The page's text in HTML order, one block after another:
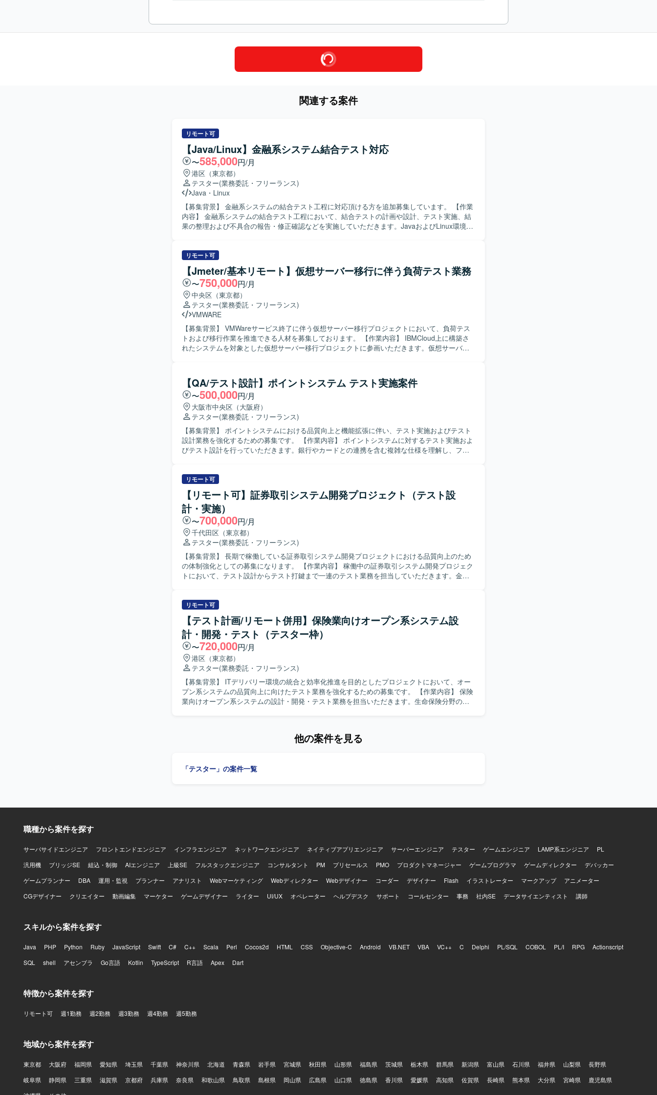
関連する案件
リモート可
【Java/Linux】金融系システム結合テスト対応
〜585,000円/月
港区（東京都）
テスター(業務委託・フリーランス)
Java ・ Linux
【募集背景】 金融系システムの結合テスト工程に対応頂ける方を追加募集しています。 【作業
内容】 金融系システムの結合テスト工程において、結合テストの計画や設計、テスト実施、結
果の整理および不具合の報告・修正確認などを実施していただきます。JavaおよびLinux環境で
き、与えられたタスクに対して主体的に取り組める方を求めています。周囲とコミュニケーシ
ョンを取りながら、テスト品質の向上に貢献していただける方が望ましいです。 【ポジション
の魅力】 金融系システムの結合テスト工程に関わることで、大規模システムの品質向上に寄与
できるポジションです。JavaおよびLinux環境での開発スキルを活かしつつ、テスト工程の経験
リモート可
【Jmeter/基本リモート】仮想サーバー移行に伴う負荷テスト業務
〜750,000円/月
中央区（東京都）
テスター(業務委託・フリーランス)
VMWARE
【募集背景】 VMWareサービス終了に伴う仮想サーバー移行プロジェクトにおいて、負荷テス
トおよび移行作業を推進できる人材を募集しております。 【作業内容】 IBMCloud上に構築さ
れたシステムを対象とした仮想サーバー移行プロジェクトに参画いただきます。仮想サーバー
Jmeterなどの負荷ツールを用いたテスト実行および結果の整理・分析、改善提案までを担当し
ていただきます。その後、テスト結果を踏まえた移行作業の支援や関連する技術検証にも携わ
っていただきます。 【求める人物像】 テスト計画から実行までを主体的にリードし、関係者と
連携しながら課題やリスクを整理できる方を求めております。負荷テストの結果からボトルネ
ックを論理的に分析し、改善に向けた提案やコミュニケーションが行える方にご活躍いただけ
ます。 【ポジションの魅力】 大規模な基盤システムに対する仮想サーバー移行と負荷テストに
一貫して携わることで、クラウド環境における性能検証や移行プロジェクトのノウハウを習得
していただけます。IBMCloud環境での実務経験や、APIを用いた大規模な負荷テスト経験を積
むことで、今後のインフラ・テストエンジニアとしての市場価値向上が期待できます。 【開発
テスト計画・実施を行っていただきます。
【QA/テスト設計】ポイントシステム テスト実施案件
〜500,000円/月
大阪市中央区（大阪府）
テスター(業務委託・フリーランス)
【募集背景】 ポイントシステムにおける品質向上と機能拡張に伴い、テスト実施およびテスト
設計業務を強化するための募集です。 【作業内容】 ポイントシステムに対するテスト実施およ
びテスト設計を行っていただきます。銀行やカードとの連携を含む複雑な仕様を理解し、ファ
いただきます。 【求める人物像】 複雑な仕様や業務フローを自ら理解し、抜け漏れのないテス
ト設計を主体的に進められる方を求めています。開発メンバーや関係者とコミュニケーション
を取りながら、品質向上の観点で改善提案ができる方です。 【ポジションの魅力】 ポイントシ
ステムにおける銀行・カード連携など、多数の外部システムとの連携を伴う大規模システムの
品質管理に携わることができます。テスト設計から自動化まで一連のQA業務を経験できるた
め、品質保証エンジニアとしてのスキル向上が期待できます。 【開発環境】 ポイントシステム
を対象としたファイル連携およびAPI連携を含むシステム環境でのテスト設計およびテスト自動
化環境を利用していただきます。
リモート可
【リモート可】証券取引システム開発プロジェクト（テスト設
計・実施）
〜700,000円/月
千代田区（東京都）
テスター(業務委託・フリーランス)
【募集背景】 長期で稼働している証券取引システム開発プロジェクトにおける品質向上のため
の体制強化としての募集になります。 【作業内容】 稼働中の証券取引システム開発プロジェク
トにおいて、テスト設計からテスト打鍵まで一連のテスト業務を担当していただきます。金融
ける方を求めています。コミュニケーション力があり、チームメンバーや関係者と円滑に連携
できる方、素直な人柄で周囲と協調しながら業務を進められる方を歓迎いたします。 【ポジシ
ョンの魅力】 証券・FXなど金融分野の業務知識や、大規模金融システムのテスト経験を深めて
いただける環境です。長期的な参画が見込まれるため、ドメイン知見を蓄積しながら、テスト
設計スキルや品質向上のための提案力を高めていくことができます。 【開発環境】 証券取引シ
ステム開発プロジェクトにおけるテストフェーズの環境での作業となります。
リモート可
【テスト計画/リモート併用】保険業向けオープン系システム設
計・開発・テスト（テスター枠）
〜720,000円/月
港区（東京都）
テスター(業務委託・フリーランス)
【募集背景】 ITデリバリー環境の統合と効率化推進を目的としたプロジェクトにおいて、オー
プン系システムの品質向上に向けたテスト業務を強化するための募集です。 【作業内容】 保険
業向けオープン系システムの設計・開発・テスト業務を担当いただきます。生命保険分野の業
分野の知識とアジャイル開発の経験を活かして主体的に品質向上に取り組んでいただける方を
の大規模オープン系システムに関わることで、ドメイン知識とテストエンジニアとしてのスキ
プロセスに沿って作業していただきます。
他の案件を見る
「テスター」の案件一覧
職種から案件を探す
サーバサイドエンジニア フロントエンドエンジニア インフラエンジニア ネットワークエンジニア ネイティブアプリエンジニア サーバーエンジニア テスター ゲームエンジニア LAMP系エンジニア
PL
汎用機
ブリッジSE 組込・制御 AIエンジニア 上級SE フルスタックエンジニア コンサルタント PM プリセールス PMO プロダクトマネージャー ゲームプログラマ ゲームディレクター
デバッカー
ゲームプランナー
DBA 運用・監視 プランナー アナリスト Webマーケティング Webディレクター Webデザイナー コーダー デザイナー Flash イラストレーター マークアップ
アニメーター
CGデザイナー
クリエイター 動画編集 マーケター ゲームデザイナー ライター UI/UX オペレーター ヘルプデスク サポート コールセンター 事務 社内SE データサイエンティスト 講師
スキルから案件を探す
Java PHP Python Ruby JavaScript Swift C# C++ Scala Perl Cocos2d HTML CSS Objective-C Android VB.NET VBA VC++ C Delphi PL/SQL COBOL PL/I RPG
Actionscript
SQL
shell アセンブラ Go言語 Kotlin TypeScript R言語 Apex Dart
特徴から案件を探す
リモート可 週1勤務 週2勤務 週3勤務 週4勤務 週5勤務
地域から案件を探す
東京都 大阪府 福岡県 愛知県 埼玉県 千葉県 神奈川県 北海道 青森県 岩手県 宮城県 秋田県 山形県 福島県 茨城県 栃木県 群馬県 新潟県 富山県 石川県 福井県 山梨県
長野県
岐阜県
静岡県 三重県 滋賀県 京都府 兵庫県 奈良県 和歌山県 鳥取県 島根県 岡山県 広島県 山口県 徳島県 香川県 愛媛県 高知県 佐賀県 長崎県 熊本県 大分県 宮崎県
鹿児島県